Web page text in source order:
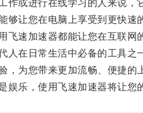
或进行在线学习的人来说，
让您在电脑上享受到更快速
速加速器都能让您在互联网
在日常生活中必备的工具之
为您带来更加流畅、便捷的
乐，使用飞速加速器将让您